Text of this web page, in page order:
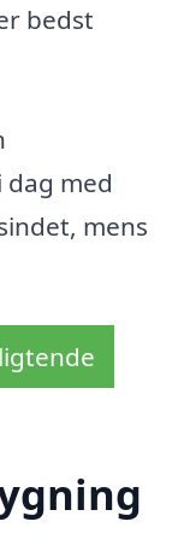
bedst
med
mens